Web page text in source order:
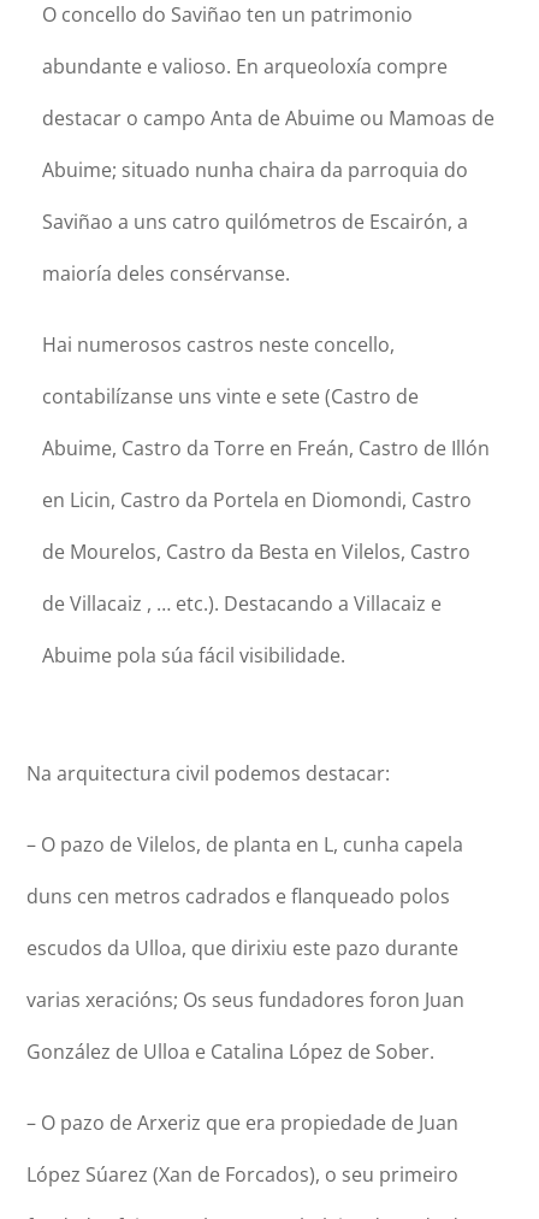
O concello do Saviñao ten un patrimonio
abundante e valioso. En arqueoloxía compre
destacar o campo Anta de Abuime ou Mamoas de
Abuime; situado nunha chaira da parroquia do
Saviñao a uns catro quilómetros de Escairón, a
maioría deles consérvanse.
Hai numerosos castros neste concello,
contabilízanse uns vinte e sete (Castro de
Abuime, Castro da Torre en Freán, Castro de Illón
en Licin, Castro da Portela en Diomondi, Castro
de Mourelos, Castro da Besta en Vilelos, Castro
de Villacaiz , … etc.). Destacando a Villacaiz e
Abuime pola súa fácil visibilidade.
Na arquitectura civil podemos destacar:
– O pazo de Vilelos, de planta en L, cunha capela
duns cen metros cadrados e flanqueado polos
escudos da Ulloa, que dirixiu este pazo durante
varias xeracións; Os seus fundadores foron Juan
González de Ulloa e Catalina López de Sober.
– O pazo de Arxeriz que era propiedade de Juan
López Súarez (Xan de Forcados), o seu primeiro